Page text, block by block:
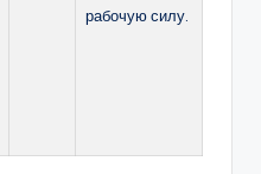
рабочую силу.